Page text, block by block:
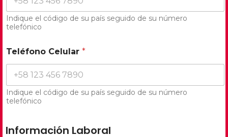
Indique el código de su país seguido de su número
telefónico
Teléfono Celular *
Indique el código de su país seguido de su número
telefónico
Información Laboral